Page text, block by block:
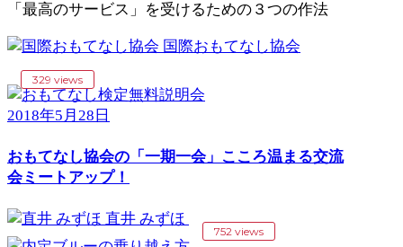
「最高のサービス」を受けるための３つの作法
国際おもてなし協会
329 views
2018年5月28日
おもてなし協会の「一期一会」こころ温まる交流
会ミートアップ！
直井 みずほ
752 views